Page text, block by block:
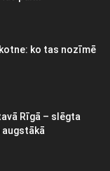
ko tas nozīmē
Rīgā – slēgta